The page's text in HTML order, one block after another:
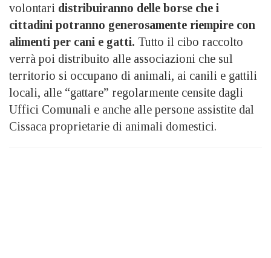
volontari distribuiranno delle borse che i
cittadini potranno generosamente riempire con
alimenti per cani e gatti. Tutto il cibo raccolto
verrà poi distribuito alle associazioni che sul
territorio si occupano di animali, ai canili e gattili
locali, alle “gattare” regolarmente censite dagli
Uffici Comunali e anche alle persone assistite dal
Cissaca proprietarie di animali domestici.